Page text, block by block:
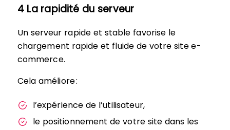
4 La rapidité du serveur
Un serveur rapide et stable favorise le
chargement rapide et fluide de votre site e-
commerce.
Cela améliore :
l’expérience de l’utilisateur,
le positionnement de votre site dans les